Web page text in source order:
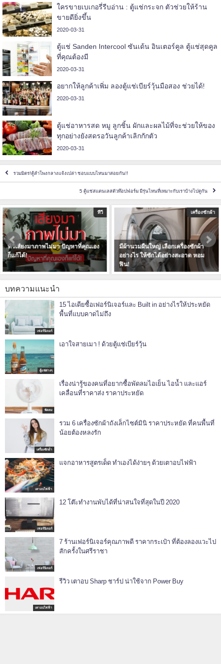
ใครขายเบเกอรี่รีบอ่าน : ตู้แช่กระจก ตัวช่วยให้ร้าน
ขายดียิ่งขึ้น
2020-03-31
ตู้แช่ Sanden Intercool ซันเด้น อินเตอร์คูล ตู้แช่สุดคูล
ที่คุณต้องมี
2020-03-31
อยากให้ลูกค้าเพิ่ม ลองตู้แช่เบียร์วุ้นมือสอง ช่วยได้!
2020-03-31
ตู้แช่อาหารสด หมู ลูกชิ้น ผักและผลไม้ที่จะช่วยให้ของ
ทุกอย่างยังสดรอวันลูกค้าเลิกกักตัว
2020-03-31
รวมมิตร!ตู้ลําโพงกลางแจ้งเปล่า ชอบแบบไหนมาสอยกัน!!
5 ตู้แช่สแตนเลสตัวท๊อปฟอร์ม มีรุ่นไหนที่เหมาะกับเราบ้างไปดูกัน
เครื่องซักผ้า
มีผ้านวมผืนใหญ่ เลือกเครื่องซักผ้า
อย่างไร ให้ซักได้อย่างสะอาด หอม
ฟิน!
ตู้เย็น
ตู้เย็น 2 ประตู ไม่เย็น สาเหตุและ
แนวทางแก้ไขให้กลับมาหายดี
บทความแนะนำ
เฟอร์นิเจอร์
15 ไอเดียซื้อเฟอร์นิเจอร์และ Built in อย่างไรให้ประหยัด
พื้นที่แบบคาดไม่ถึง
ตู้แช่ต่างๆ
เอาใจสายเมา ! ด้วยตู้แช่เบียร์วุ้น
พัดลม
เรื่องน่ารู้ของคนที่อยากซื้อพัดลมไอเย็น ไอน้ำ และแอร์
เคลื่อนที่ราคาส่ง ราคาประหยัด
เครื่องซักผ้า
รวม 6 เครื่องซักผ้าถังเล็กไซต์มินิ ราคาประหยัด ที่คนพื้นที่
น้อยต้องหลงรัก
เตาอบไฟฟ้า
แจกอาหารสูตรเด็ด ทำเองได้ง่ายๆ ด้วยเตาอบไฟฟ้า
เฟอร์นิเจอร์
12 โต๊ะทำงานพับได้ที่น่าสนใจที่สุดในปี 2020
เฟอร์นิเจอร์
7 ร้านเฟอร์นิเจอร์คุณภาพดี ราคากระเป๋า ที่ต้องลองแวะไป
สักครั้งในศรีราชา
เตาอบไฟฟ้า
รีวิว เตาอบ Sharp ชาร์ป น่าใช้จาก Power Buy